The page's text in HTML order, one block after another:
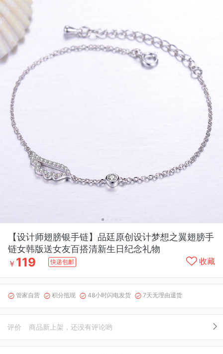
【设计师翅膀银手链】品廷原创设计梦想之翼翅膀手
链女韩版送女友百搭清新生日纪念礼物
￥ 119 快递包邮 收藏
 管家自营  积分抵现  48小时闪电发货  7天无理由退货
评价 商品新上架，还没有评论哟